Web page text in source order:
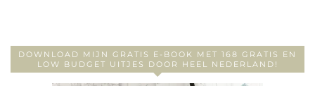
DOWNLOAD MIJN GRATIS E-BOOK MET 168 GRATIS EN
LOW BUDGET UITJES DOOR HEEL NEDERLAND!